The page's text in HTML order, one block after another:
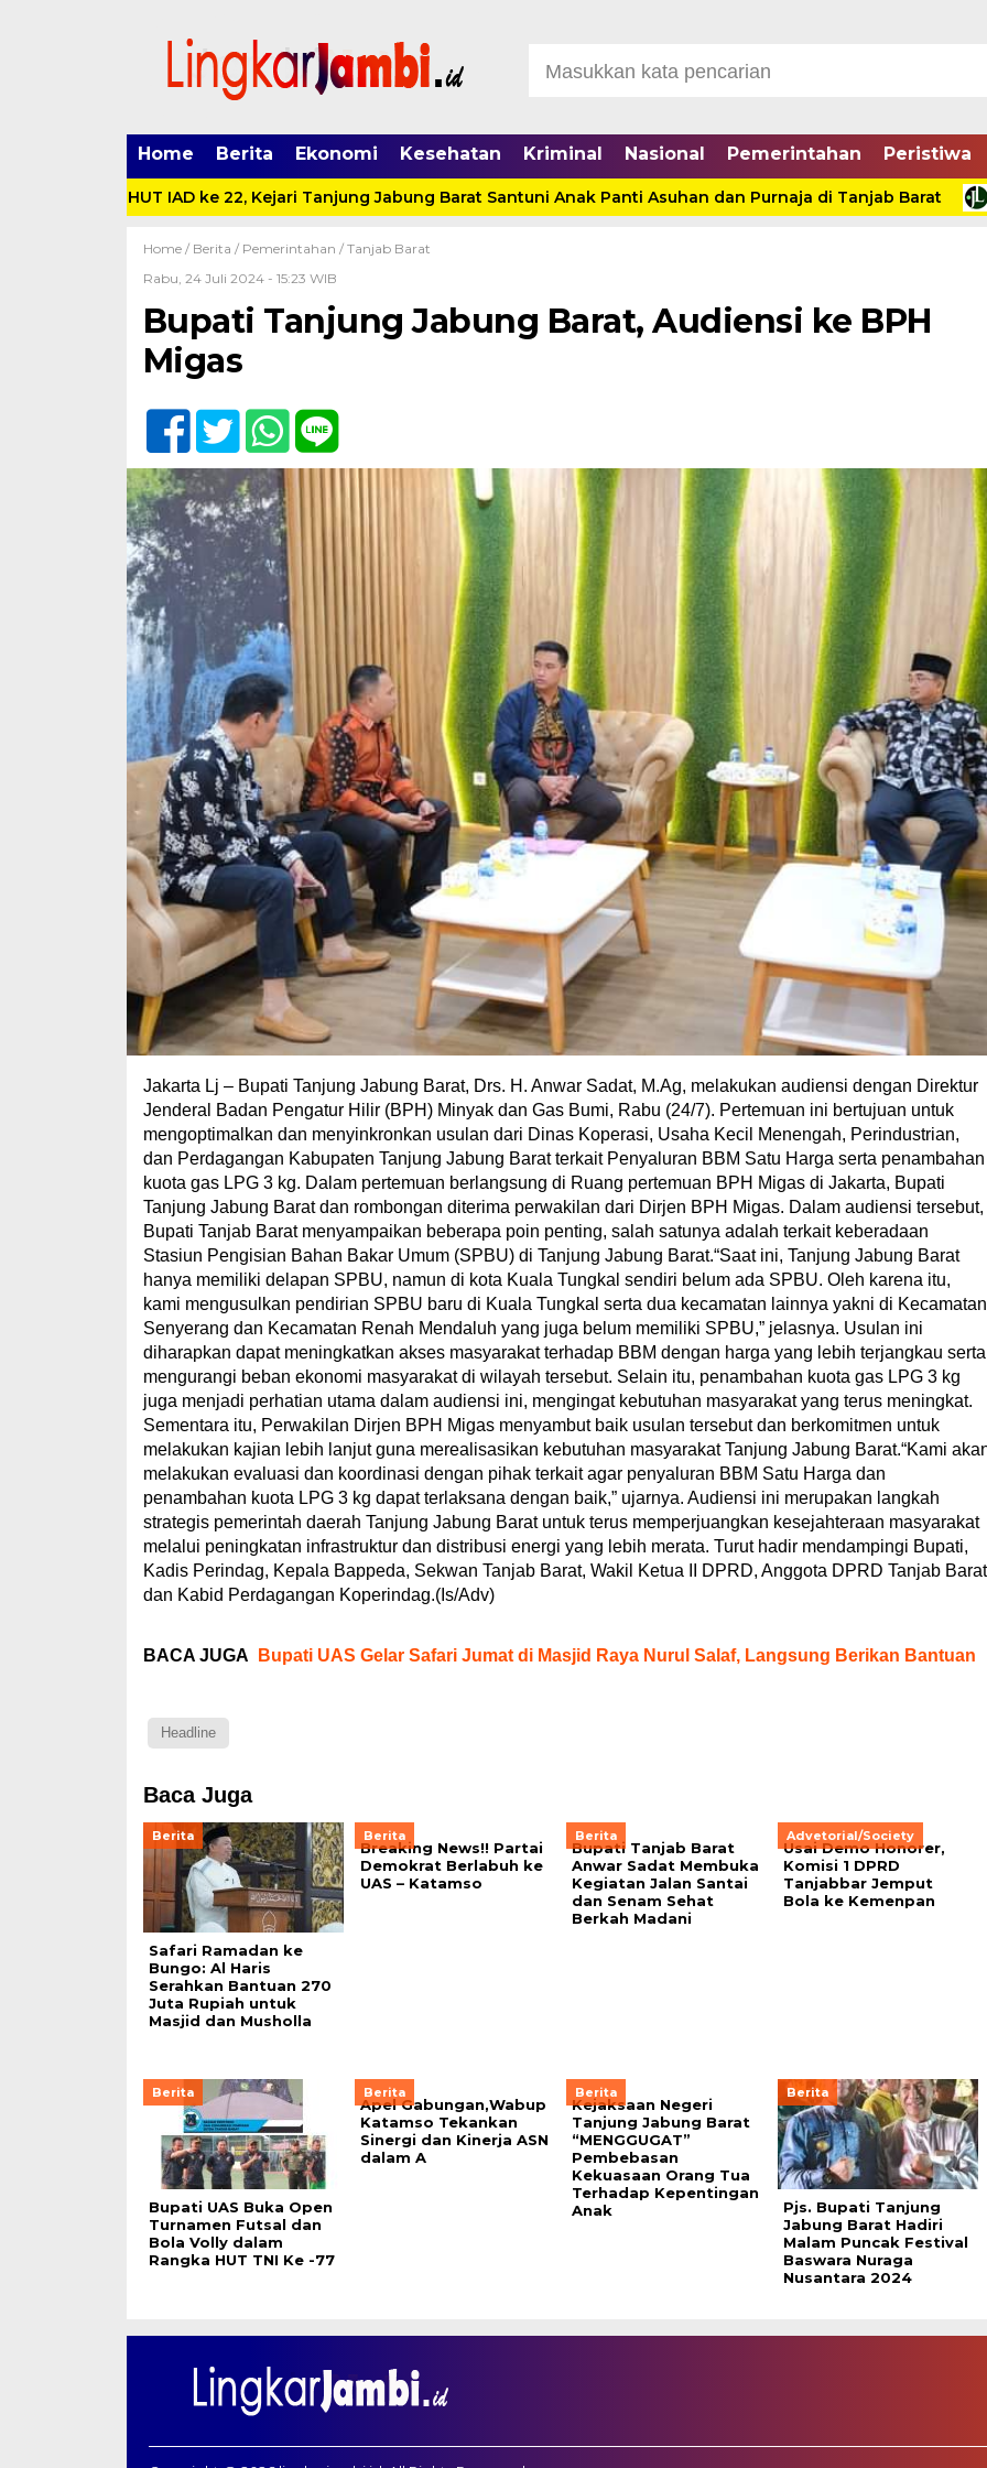
Home Berita Ekonomi Kesehatan Kriminal Nasional Pemerintahan Peristiwa
62 dan HUT IAD ke 22, Kejari Tanjung Jabung Barat Santuni Anak Panti Asuhan dan Purnaja di Tanjab Barat
Home / Berita / Pemerintahan / Tanjab Barat
Rabu, 24 Juli 2024 - 15:23 WIB
Bupati Tanjung Jabung Barat, Audiensi ke BPH
Migas
Jakarta Lj – Bupati Tanjung Jabung Barat, Drs. H. Anwar Sadat, M.Ag, melakukan audiensi dengan Direktur
Jenderal Badan Pengatur Hilir (BPH) Minyak dan Gas Bumi, Rabu (24/7). Pertemuan ini bertujuan untuk
mengoptimalkan dan menyinkronkan usulan dari Dinas Koperasi, Usaha Kecil Menengah, Perindustrian,
dan Perdagangan Kabupaten Tanjung Jabung Barat terkait Penyaluran BBM Satu Harga serta penambahan
kuota gas LPG 3 kg. Dalam pertemuan berlangsung di Ruang pertemuan BPH Migas di Jakarta, Bupati
Tanjung Jabung Barat dan rombongan diterima perwakilan dari Dirjen BPH Migas. Dalam audiensi tersebut,
Bupati Tanjab Barat menyampaikan beberapa poin penting, salah satunya adalah terkait keberadaan
Stasiun Pengisian Bahan Bakar Umum (SPBU) di Tanjung Jabung Barat.“Saat ini, Tanjung Jabung Barat
hanya memiliki delapan SPBU, namun di kota Kuala Tungkal sendiri belum ada SPBU. Oleh karena itu,
kami mengusulkan pendirian SPBU baru di Kuala Tungkal serta dua kecamatan lainnya yakni di Kecamatan
Senyerang dan Kecamatan Renah Mendaluh yang juga belum memiliki SPBU,” jelasnya. Usulan ini
diharapkan dapat meningkatkan akses masyarakat terhadap BBM dengan harga yang lebih terjangkau serta
mengurangi beban ekonomi masyarakat di wilayah tersebut. Selain itu, penambahan kuota gas LPG 3 kg
juga menjadi perhatian utama dalam audiensi ini, mengingat kebutuhan masyarakat yang terus meningkat.
Sementara itu, Perwakilan Dirjen BPH Migas menyambut baik usulan tersebut dan berkomitmen untuk
melakukan kajian lebih lanjut guna merealisasikan kebutuhan masyarakat Tanjung Jabung Barat.“Kami
melakukan evaluasi dan koordinasi dengan pihak terkait agar penyaluran BBM Satu Harga dan
penambahan kuota LPG 3 kg dapat terlaksana dengan baik,” ujarnya. Audiensi ini merupakan langkah
strategis pemerintah daerah Tanjung Jabung Barat untuk terus memperjuangkan kesejahteraan masyarakat
melalui peningkatan infrastruktur dan distribusi energi yang lebih merata. Turut hadir mendampingi Bupati,
Kadis Perindag, Kepala Bappeda, Sekwan Tanjab Barat, Wakil Ketua II DPRD, Anggota DPRD Tanjab Barat
dan Kabid Perdagangan Koperindag.(Is/Adv)
BACA JUGA Bupati UAS Gelar Safari Jumat di Masjid Raya Nurul Salaf, Langsung Berikan Bantuan
Headline
Baca Juga
Berita
Safari Ramadan ke
Bungo: Al Haris
Serahkan Bantuan 270
Juta Rupiah untuk
Masjid dan Musholla
Berita
Breaking News!! Partai
Demokrat Berlabuh ke
UAS – Katamso
Berita
Bupati Tanjab Barat
Anwar Sadat Membuka
Kegiatan Jalan Santai
dan Senam Sehat
Berkah Madani
Advetorial/Society
Usai Demo Honorer,
Komisi 1 DPRD
Tanjabbar Jemput
Bola ke Kemenpan
Berita
Bupati UAS Buka Open
Turnamen Futsal dan
Bola Volly dalam
Rangka HUT TNI Ke -77
Berita
Apel Gabungan,Wabup
Katamso Tekankan
Sinergi dan Kinerja ASN
dalam A
Berita
Kejaksaan Negeri
Tanjung Jabung Barat
“MENGGUGAT”
Pembebasan
Kekuasaan Orang Tua
Terhadap Kepentingan
Anak
Berita
Pjs. Bupati Tanjung
Jabung Barat Hadiri
Malam Puncak Festival
Baswara Nuraga
Nusantara 2024